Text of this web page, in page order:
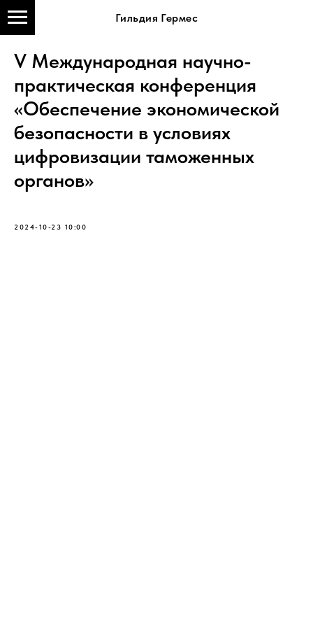
Гильдия Гермес
V Международная научно-
практическая конференция
«Обеспечение экономической
безопасности в условиях
цифровизации таможенных
органов»
2024-10-23 10:00